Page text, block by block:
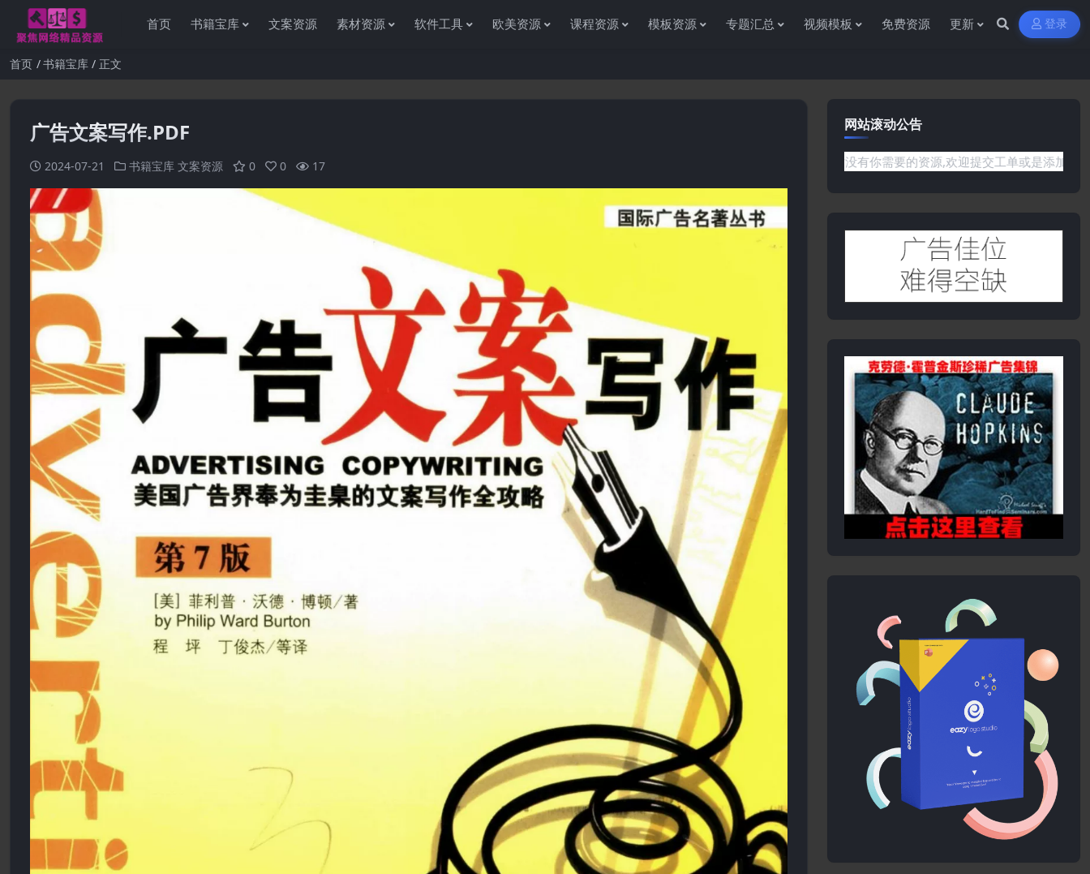
首页 书籍宝库 文案资源 素材资源 软件工具 欧美资源 课程资源 模板资源 专题汇总 视频模板 免费资源 更新 登录
首页 书籍宝库 正文
广告文案写作.PDF
2024-07-21 书籍宝库 文案资源 0 0 17
网站滚动公告
感谢您访问资源杂货铺获取各种信息资源!如果遇到任何问题或是网站没有你需要的资源,欢迎提交工单或是添加客服微信